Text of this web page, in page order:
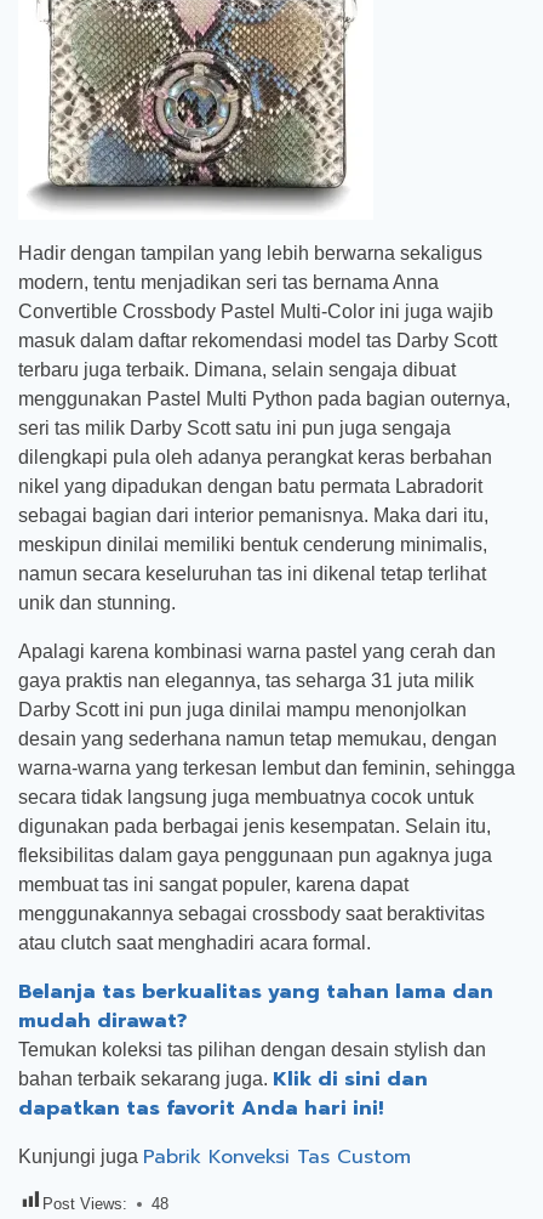
Hadir dengan tampilan yang lebih berwarna sekaligus
modern, tentu menjadikan seri tas bernama Anna
Convertible Crossbody Pastel Multi-Color ini juga wajib
masuk dalam daftar rekomendasi model tas Darby Scott
terbaru juga terbaik. Dimana, selain sengaja dibuat
menggunakan Pastel Multi Python pada bagian outernya,
seri tas milik Darby Scott satu ini pun juga sengaja
dilengkapi pula oleh adanya perangkat keras berbahan
nikel yang dipadukan dengan batu permata Labradorit
sebagai bagian dari interior pemanisnya. Maka dari itu,
meskipun dinilai memiliki bentuk cenderung minimalis,
namun secara keseluruhan tas ini dikenal tetap terlihat
unik dan stunning.
Apalagi karena kombinasi warna pastel yang cerah dan
gaya praktis nan elegannya, tas seharga 31 juta milik
Darby Scott ini pun juga dinilai mampu menonjolkan
desain yang sederhana namun tetap memukau, dengan
warna-warna yang terkesan lembut dan feminin, sehingga
secara tidak langsung juga membuatnya cocok untuk
digunakan pada berbagai jenis kesempatan. Selain itu,
fleksibilitas dalam gaya penggunaan pun agaknya juga
membuat tas ini sangat populer, karena dapat
menggunakannya sebagai crossbody saat beraktivitas
atau clutch saat menghadiri acara formal.
Belanja tas berkualitas yang tahan lama dan
mudah dirawat?
Temukan koleksi tas pilihan dengan desain stylish dan
bahan terbaik sekarang juga. Klik di sini dan
dapatkan tas favorit Anda hari ini!
Kunjungi juga Pabrik Konveksi Tas Custom
Post Views: 48